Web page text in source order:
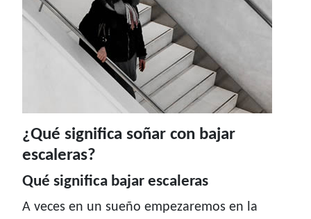
¿Qué significa soñar con bajar
escaleras?
Qué significa bajar escaleras
A veces en un sueño empezaremos en la